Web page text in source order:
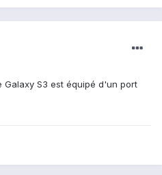
S3 est équipé d'un port